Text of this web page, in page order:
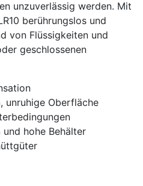
unzuverlässig werden. Mit
berührungslos und
von Flüssigkeiten und
geschlossenen
unruhige Oberfläche
hohe Behälter